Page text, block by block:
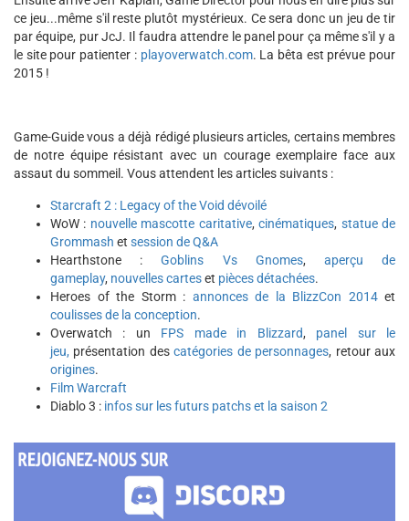
ce jeu...même s'il reste plutôt mystérieux. Ce sera donc un jeu de tir
par équipe, pur JcJ. Il faudra attendre le panel pour ça même s'il y a
le site pour patienter : playoverwatch.com. La bêta est prévue pour
2015 !
Game-Guide vous a déjà rédigé plusieurs articles, certains membres
de notre équipe résistant avec un courage exemplaire face aux
assaut du sommeil. Vous attendent les articles suivants :
Starcraft 2 : Legacy of the Void dévoilé
WoW : nouvelle mascotte caritative,cinématiques, statue de
Grommash et session de Q&A
Hearthstone :Goblins Vs Gnomes, aperçu de
gameplay, nouvelles carteset pièces détachées.
Heroes of the Storm : annonces de la BlizzCon 2014et
coulisses de la conception.
Overwatch : un FPS made in Blizzard, panel sur le
jeu, présentation descatégories de personnages, retour aux
origines.
Film Warcraft
Diablo 3 : infos sur les futurs patchs et la saison 2